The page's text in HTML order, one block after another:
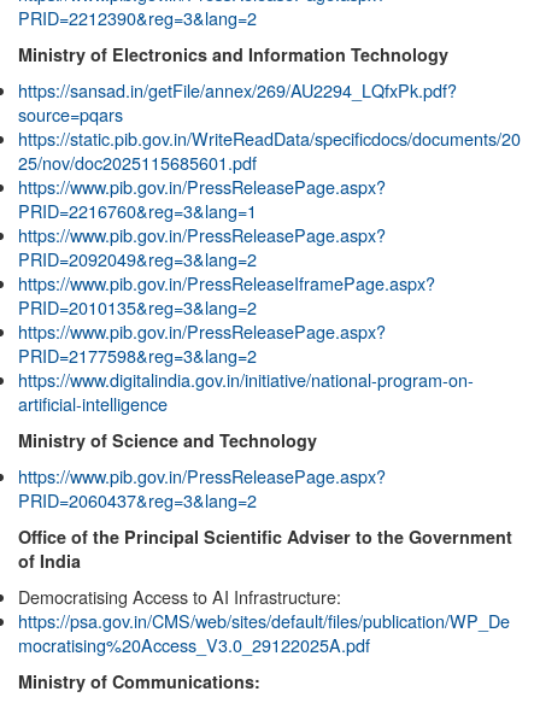
PRID=2212390&reg=3&lang=2
Ministry of Electronics and Information Technology
https://sansad.in/getFile/annex/269/AU2294_LQfxPk.pdf?
source=pqars
https://static.pib.gov.in/WriteReadData/specificdocs/documents/20
25/nov/doc2025115685601.pdf
https://www.pib.gov.in/PressReleasePage.aspx?
PRID=2216760&reg=3&lang=1
https://www.pib.gov.in/PressReleasePage.aspx?
PRID=2092049&reg=3&lang=2
https://www.pib.gov.in/PressReleaseIframePage.aspx?
PRID=2010135&reg=3&lang=2
https://www.pib.gov.in/PressReleasePage.aspx?
PRID=2177598&reg=3&lang=2
https://www.digitalindia.gov.in/initiative/national-program-on-
artificial-intelligence
Ministry of Science and Technology
https://www.pib.gov.in/PressReleasePage.aspx?
PRID=2060437&reg=3&lang=2
Office of the Principal Scientific Adviser to the Government
of India
Democratising Access to AI Infrastructure:
https://psa.gov.in/CMS/web/sites/default/files/publication/WP_De
mocratising%20Access_V3.0_29122025A.pdf
Ministry of Communications: